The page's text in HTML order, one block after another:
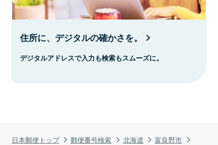
日本郵便トップ 郵便番号検索 北海道
富良野市
住所に、デジタルの確かさを。
デジタルアドレスで入力も検索もスムーズに。